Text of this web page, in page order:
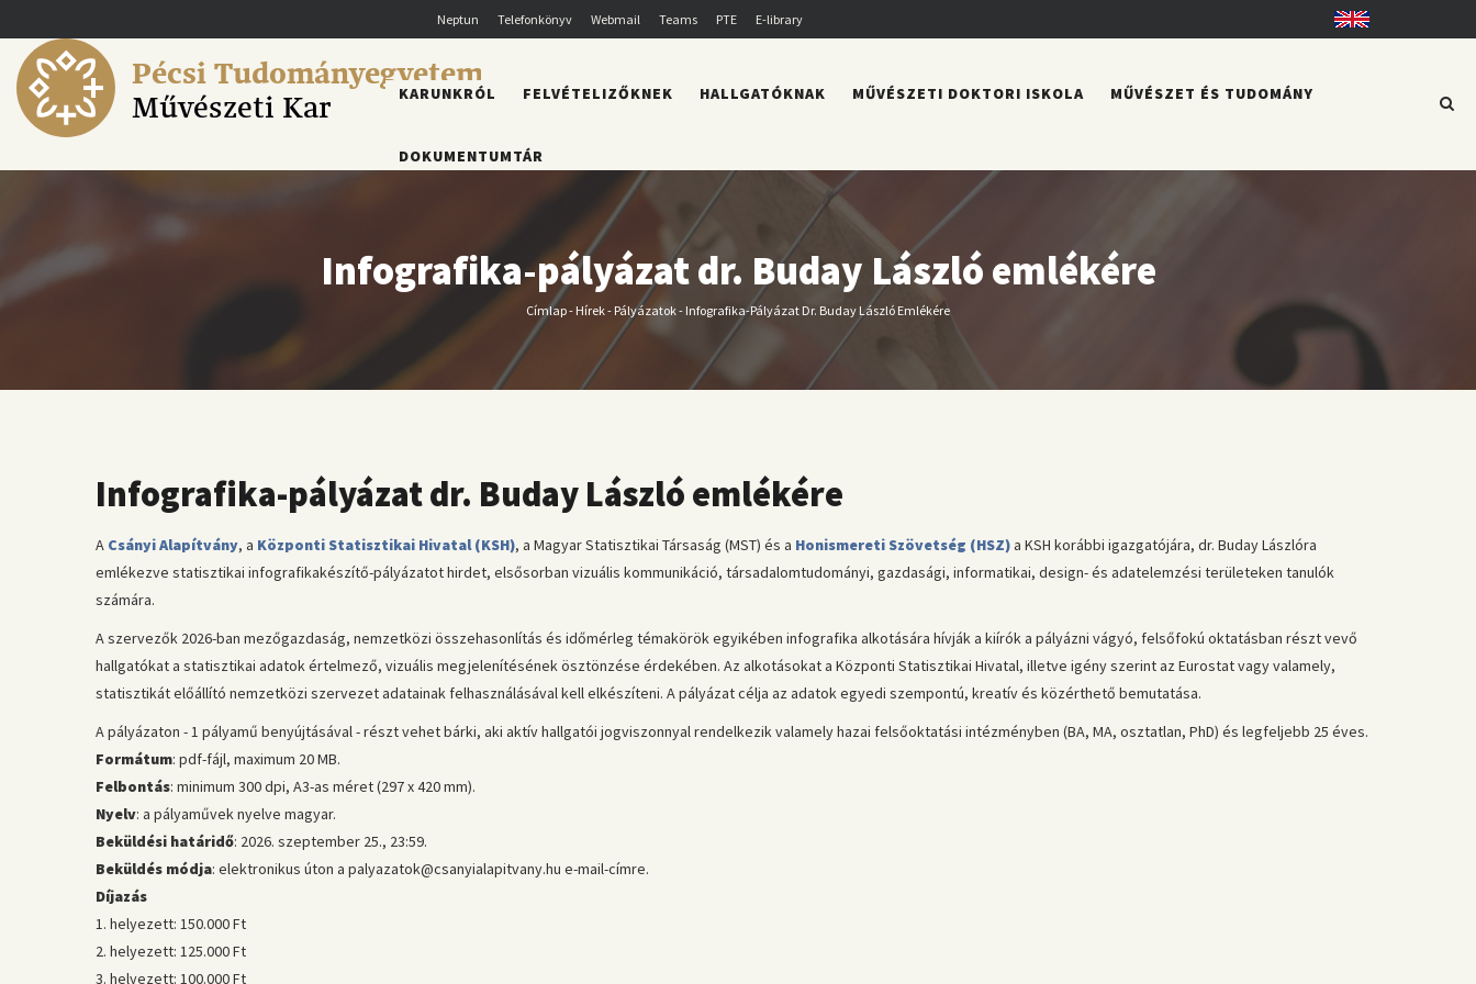
a
tartalomra
Neptun Telefonkönyv Webmail Teams PTE E-library English
Pécsi Tudományegyetem
Művészeti Kar
FŐMENÜ
KARUNKRÓL FELVÉTELIZŐKNEK HALLGATÓKNAK MŰVÉSZETI DOKTORI ISKOLA MŰVÉSZET ÉS TUDOMÁNY
DOKUMENTUMTÁR
Infografika-pályázat dr. Buday László emlékére
Morzsa
Címlap- Hírek- Pályázatok- Infografika-Pályázat Dr. Buday László Emlékére
Infografika-pályázat dr. Buday László emlékére
A Csányi Alapítvány, a Központi Statisztikai Hivatal (KSH), a Magyar Statisztikai Társaság (MST) és a Honismereti Szövetség (HSZ) a KSH korábbi igazgatójára, dr. Buday Lászlóra
emlékezve statisztikai infografikakészítő-pályázatot hirdet, elsősorban vizuális kommunikáció, társadalomtudományi, gazdasági, informatikai, design- és adatelemzési területeken tanulók
számára.
A szervezők 2026-ban mezőgazdaság, nemzetközi összehasonlítás és időmérleg témakörök egyikében infografika alkotására hívják a kiírók a pályázni vágyó, felsőfokú oktatásban részt vevő
hallgatókat a statisztikai adatok értelmező, vizuális megjelenítésének ösztönzése érdekében. Az alkotásokat a Központi Statisztikai Hivatal, illetve igény szerint az Eurostat vagy valamely,
statisztikát előállító nemzetközi szervezet adatainak felhasználásával kell elkészíteni. A pályázat célja az adatok egyedi szempontú, kreatív és közérthető bemutatása.
A pályázaton - 1 pályamű benyújtásával - részt vehet bárki, aki aktív hallgatói jogviszonnyal rendelkezik valamely hazai felsőoktatási intézményben (BA, MA, osztatlan, PhD) és legfeljebb 25 éves.
Formátum: pdf-fájl, maximum 20 MB.
Felbontás: minimum 300 dpi, A3-as méret (297 x 420 mm).
Nyelv: a pályaművek nyelve magyar.
Beküldési határidő: 2026. szeptember 25., 23:59.
Beküldés módja: elektronikus úton a palyazatok@csanyialapitvany.hu e-mail-címre.
Díjazás
1. helyezett: 150.000 Ft
2. helyezett: 125.000 Ft
3. helyezett: 100.000 Ft